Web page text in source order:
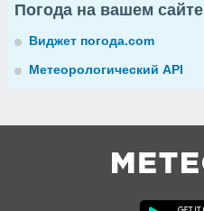
Погода на вашем сайте
Виджет погода.com
Метеорологический API